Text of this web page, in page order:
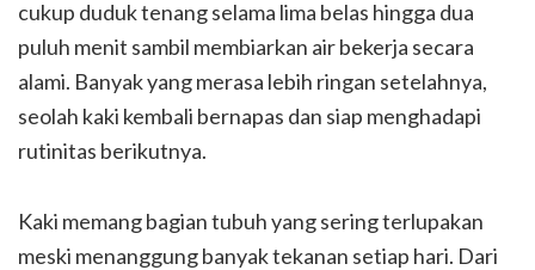
cukup duduk tenang selama lima belas hingga dua
puluh menit sambil membiarkan air bekerja secara
alami. Banyak yang merasa lebih ringan setelahnya,
seolah kaki kembali bernapas dan siap menghadapi
rutinitas berikutnya.
Kaki memang bagian tubuh yang sering terlupakan
meski menanggung banyak tekanan setiap hari. Dari